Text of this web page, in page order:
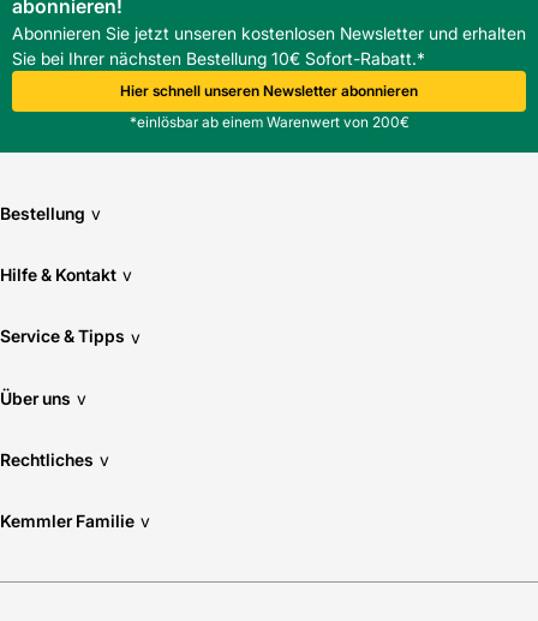
abonnieren!
Abonnieren Sie jetzt unseren kostenlosen Newsletter und erhalten
Sie bei Ihrer nächsten Bestellung 10€ Sofort-Rabatt.*
Hier schnell unseren Newsletter abonnieren
*einlösbar ab einem Warenwert von 200€
Bestellung v
Hilfe & Kontakt v
Service & Tipps v
Über uns v
Rechtliches v
Kemmler Familie v